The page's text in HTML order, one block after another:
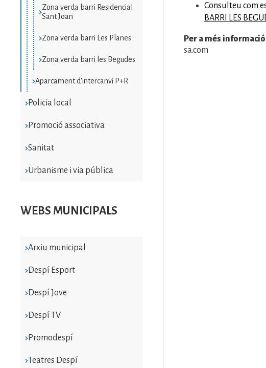
Zona verda barri Residencial
Sant Joan
Zona verda barri Les Planes
Zona verda barri les Begudes
Aparcament d'intercanvi P+R
Policia local
Promoció associativa
Sanitat
Urbanisme i via pública
WEBS MUNICIPALS
Arxiu municipal
Despí Esport
Despí Jove
Despí TV
Promodespí
Teatres Despí
Consulteu com
BARRI LES
Per a més
sa.com